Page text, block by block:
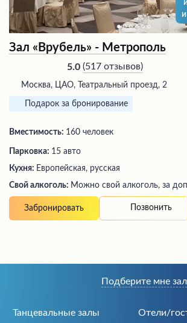
и
Зал «Врубель» - Метрополь
5.0 (517 отзывов)
Москва, ЦАО, Театральный проезд, 2
Подарок за бронирование
Вместимость: 160 человек
Парковка: 15 авто
Кухня: Европейская, русская
Свой алкоголь: Можно свой алкоголь, за
Забронировать Позвонить
Танцевальные залы Отели/
Подберите мне зал